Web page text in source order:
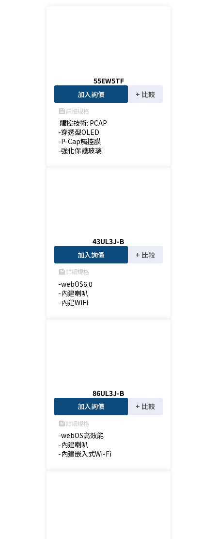
55EW5TF
加入詢價
+ 比較
feed詳細規格
觸控技術: PCAP
-穿透型OLED
-P-Cap觸控膜
-強化保護玻璃
43UL3J-B
加入詢價
+ 比較
feed詳細規格
-webOS6.0
-內建喇叭
-內建WiFi
86UL3J-B
加入詢價
+ 比較
feed詳細規格
-webOS高效能
-內建喇叭
-內建嵌入式Wi-Fi